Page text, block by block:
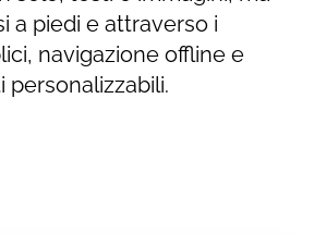
a piedi e attraverso i
navigazione offline e
personalizzabili.